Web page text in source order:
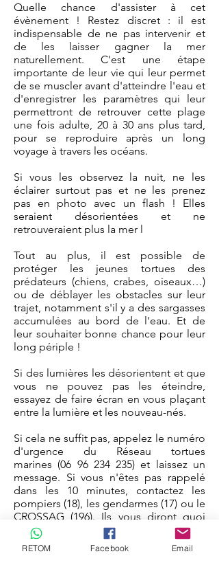
Quelle chance d'assister à cet
évènement ! Restez discret : il est
indispensable de ne pas intervenir et
de les laisser gagner la mer
naturellement. C'est une étape
importante de leur vie qui leur permet
de se muscler avant d'atteindre l'eau et
d'enregistrer les paramètres qui leur
permettront de retrouver cette plage
une fois adulte, 20 à 30 ans plus tard,
pour se reproduire après un long
voyage à travers les océans.
Si vous les observez la nuit, ne les
éclairer surtout pas et ne les prenez
pas en photo avec un flash ! Elles
seraient désorientées et ne
retrouveraient plus la mer l
Tout au plus, il est possible de
protéger les jeunes tortues des
prédateurs (chiens, crabes, oiseaux…)
ou de déblayer les obstacles sur leur
trajet, notamment s'il y a des sargasses
accumulées au bord de l'eau. Et de
leur souhaiter bonne chance pour leur
long périple !
Si des lumières les désorientent et que
vous ne pouvez pas les éteindre,
essayez de faire écran en vous plaçant
entre la lumière et les nouveau-nés.
Si cela ne suffit pas, appelez le numéro
d'urgence du Réseau tortues
marines (06 96 234 235) et laissez un
message. Si vous n'êtes pas rappelé
dans les 10 minutes, contactez les
pompiers (18), les gendarmes (17) ou le
CROSSAG (196). Ils vous diront quoi
faire.
RETOM Facebook Email